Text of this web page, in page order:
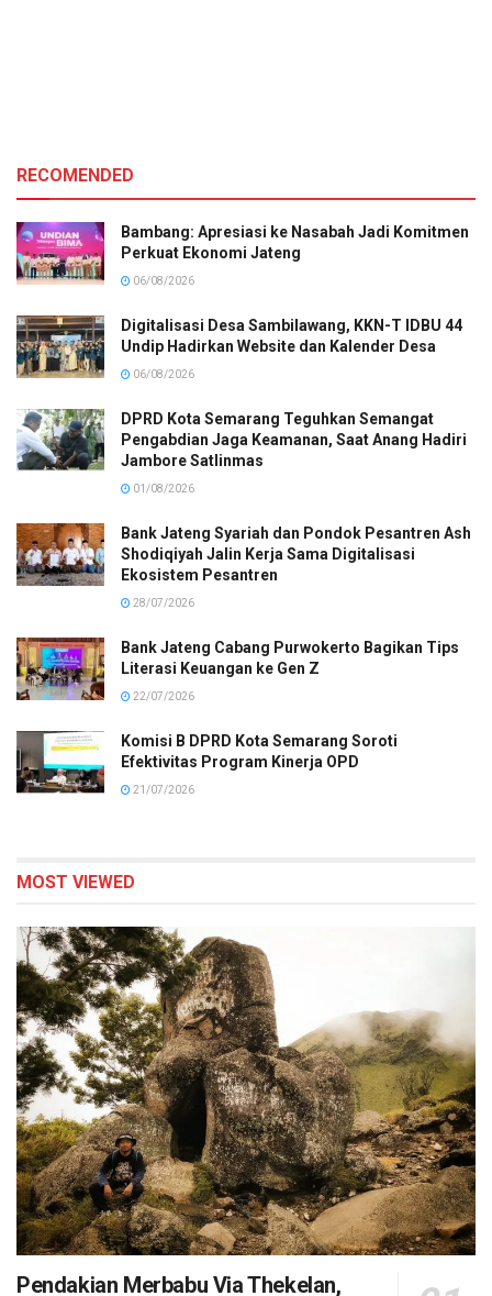
RECOMENDED
Bambang: Apresiasi ke Nasabah Jadi Komitmen
Perkuat Ekonomi Jateng
06/08/2026
Digitalisasi Desa Sambilawang, KKN-T IDBU 44
Undip Hadirkan Website dan Kalender Desa
06/08/2026
DPRD Kota Semarang Teguhkan Semangat
Pengabdian Jaga Keamanan, Saat Anang Hadiri
Jambore Satlinmas
01/08/2026
Bank Jateng Syariah dan Pondok Pesantren Ash
Shodiqiyah Jalin Kerja Sama Digitalisasi
Ekosistem Pesantren
28/07/2026
Bank Jateng Cabang Purwokerto Bagikan Tips
Literasi Keuangan ke Gen Z
22/07/2026
Komisi B DPRD Kota Semarang Soroti
Efektivitas Program Kinerja OPD
21/07/2026
MOST VIEWED
Pendakian Merbabu Via Thekelan,